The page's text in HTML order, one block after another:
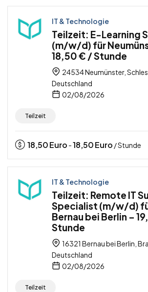
IT & Technologie
Teilzeit: E-Learning
(m/w/d) für
18,50 € / Stunde
24534 Neumünster,
Deutschland
02/08/2026
Teilzeit
18,50Euro -18,50Euro / Stunde
IT & Technologie
Teilzeit: Remote IT
Specialist (m/w/d)
Bernau bei Berlin –
Stunde
16321 Bernau bei Berlin,
Deutschland
02/08/2026
Teilzeit